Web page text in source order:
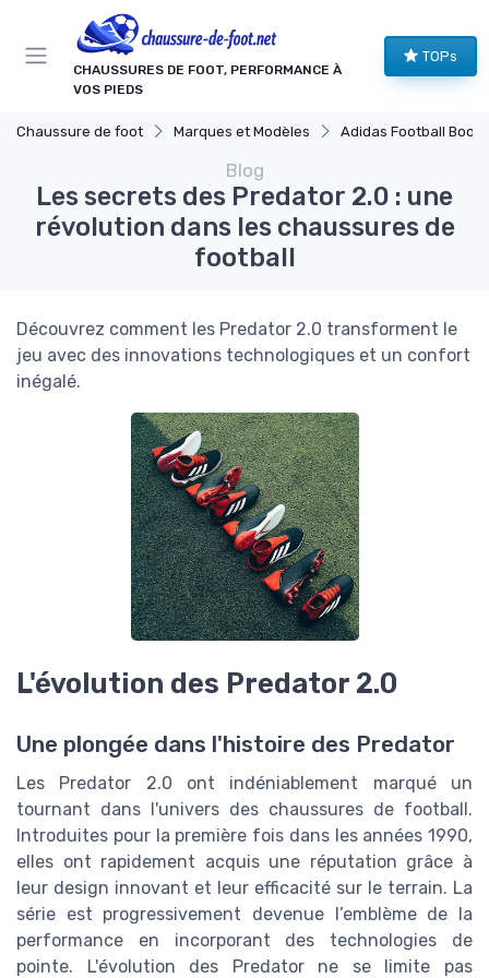
CHAUSSURES DE FOOT, PERFORMANCE À
VOS PIEDS
TOPs
Chaussure de foot Marques et Modèles Adidas Football Boots
Blog
Les secrets des Predator 2.0 : une
révolution dans les chaussures de
football
Découvrez comment les Predator 2.0 transforment le
jeu avec des innovations technologiques et un confort
inégalé.
L'évolution des Predator 2.0
Une plongée dans l'histoire des Predator
Les Predator 2.0 ont indéniablement marqué un
tournant dans l'univers des chaussures de football.
Introduites pour la première fois dans les années 1990,
elles ont rapidement acquis une réputation grâce à
leur design innovant et leur efficacité sur le terrain. La
série est progressivement devenue l’emblème de la
performance en incorporant des technologies de
pointe. L'évolution des Predator ne se limite pas
Panneau de gestion des cookies